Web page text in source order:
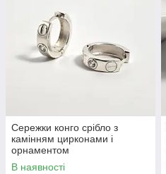
Сережки конго срібло з
камінням цирконами і
орнаментом
В наявності